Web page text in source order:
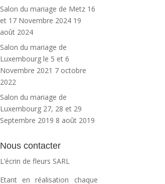
Salon du mariage de Metz 16
et 17 Novembre 2024 19
août 2024
Salon du mariage de
Luxembourg le 5 et 6
Novembre 2021 7 octobre
2022
Salon du mariage de
Luxembourg 27, 28 et 29
Septembre 2019 8 août 2019
Nous contacter
L’écrin de fleurs SARL
Etant en réalisation chaque